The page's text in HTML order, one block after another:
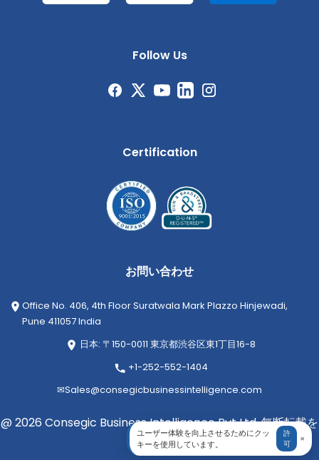
Follow Us
Certification
お問い合わせ
Office No. 406, 4th Floor Suratwala Mark Plazzo Hinjewadi,
Pune 411057 India
日本: 〒150-0011 東京都渋谷区東1丁目16-8
+1-252-552-1404
✉Sales@consegicbusinessintelligence.com
@ 2026 Consegic Business Intelligence Pvt Ltd. 無断転載を
禁じます
ユーザー体験を向上させるためにクッ
キーを使用しています。
許
可
×